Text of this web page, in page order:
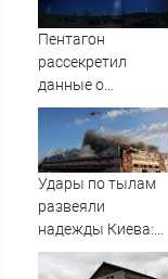
Пентагон
рассекретил
данные о
появлении НЛО
на Ближнем
Востоке
Удары по тылам
развеяли
надежды Киева:
немецкий
аналитик